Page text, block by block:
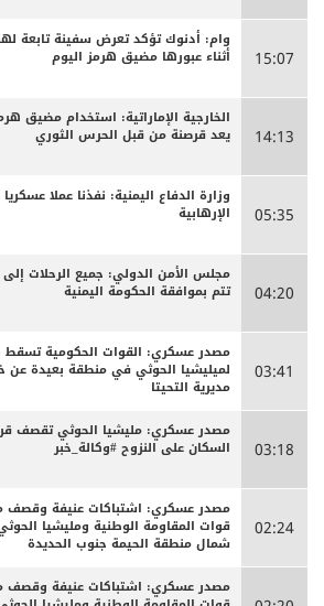
15:07
وام: أدنوك تؤكد تعرض سفينة تابعة
أثناء عبورها مضيق هرمز اليوم
14:13
الخارجية الإماراتية: استخدام مضيق
يعد قرصنة من قبل الحرس الثوري
05:35
وزارة الدفاع اليمنية: نفذنا عملا
الإرهابية
04:20
مجلس الأمن الدولي: جميع الرحلات إلى
تتم بموافقة الحكومة اليمنية
03:41
مصدر عسكري: القوات الحكومية تسقط
لميليشيا الحوثي في منطقة بعيدة
مديرية التحيتا
03:18
مصدر عسكري: مليشيا الحوثي تقصف
السكان على النزوح #وكالة_خبر
02:24
مصدر عسكري: اشتباكات عنيفة وقصف
قوات المقاومة الوطنية ومليشيا
شمال منطقة الحيمة جنوب الحديدة
مصدر عسكري: اشتباكات عنيفة وقصف